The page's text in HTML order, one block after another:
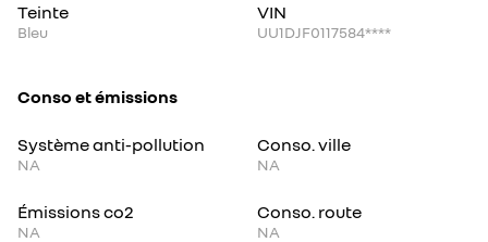
Teinte
Bleu
VIN
UU1DJF0117584****
Conso et émissions
Système anti-pollution
NA
Conso. ville
NA
Émissions co2
NA
Conso. route
NA